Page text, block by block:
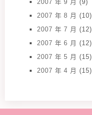
2007 年 9 月 (9)
2007 年 8 月 (10)
2007 年 7 月 (12)
2007 年 6 月 (12)
2007 年 5 月 (15)
2007 年 4 月 (15)